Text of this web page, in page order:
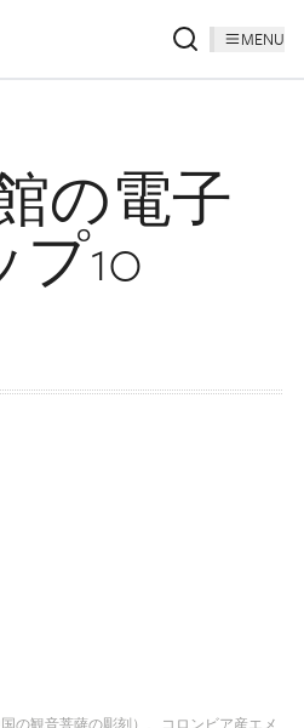
MENU
の電子
10
の観音菩薩の彫刻）、コロンビア産エメ